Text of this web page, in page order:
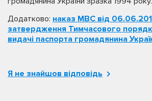
Додатково: наказ МВС від
затвердження Тимчасового
видачі паспорта громадянина
Я не знайшов відповідь